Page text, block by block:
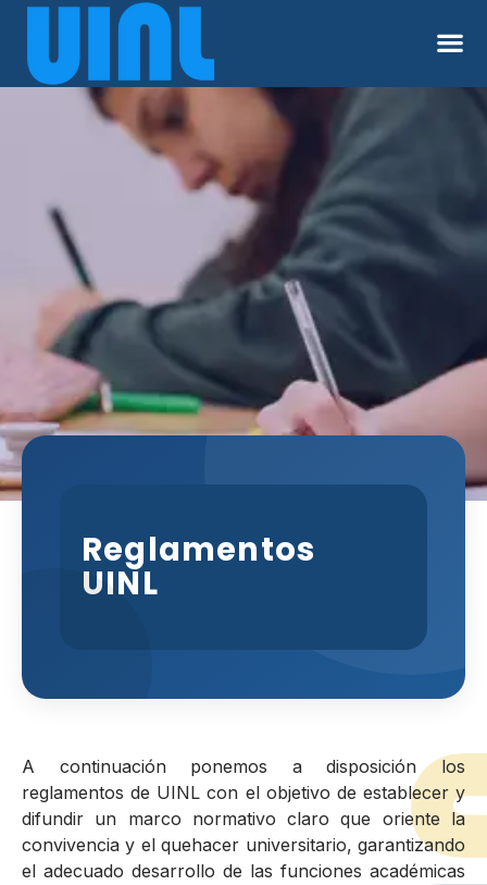
Reglamentos
UINL
A continuación ponemos a disposición los
reglamentos de UINL con el objetivo de establecer y
difundir un marco normativo claro que oriente la
convivencia y el quehacer universitario, garantizando
el adecuado desarrollo de las funciones académicas